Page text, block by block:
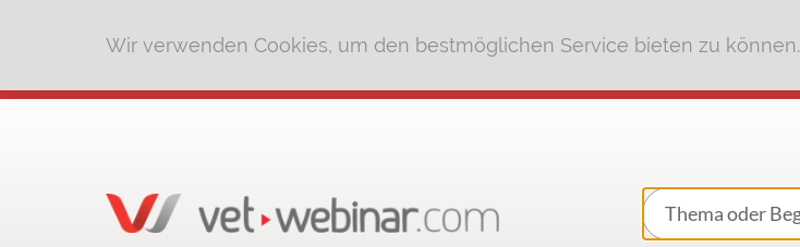
Wir verwenden Cookies, um den bestmöglichen Service bieten zu können.